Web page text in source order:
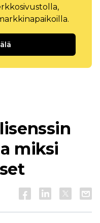
miksi